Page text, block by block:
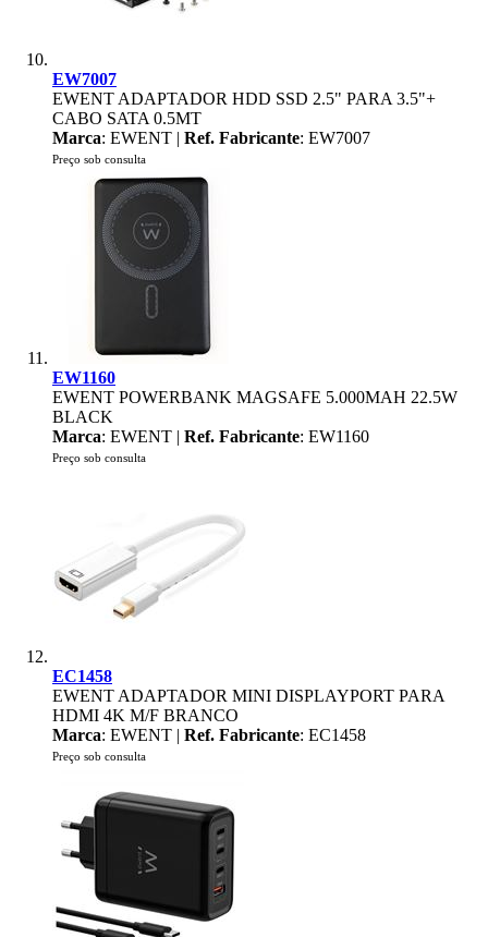
EW7007
EWENT ADAPTADOR HDD SSD 2.5" PARA 3.5"+
CABO SATA 0.5MT
Marca: EWENT | Ref. Fabricante: EW7007
Preço sob consulta
EW1160
EWENT POWERBANK MAGSAFE 5.000MAH 22.5W
BLACK
Marca: EWENT | Ref. Fabricante: EW1160
Preço sob consulta
EC1458
EWENT ADAPTADOR MINI DISPLAYPORT PARA
HDMI 4K M/F BRANCO
Marca: EWENT | Ref. Fabricante: EC1458
Preço sob consulta